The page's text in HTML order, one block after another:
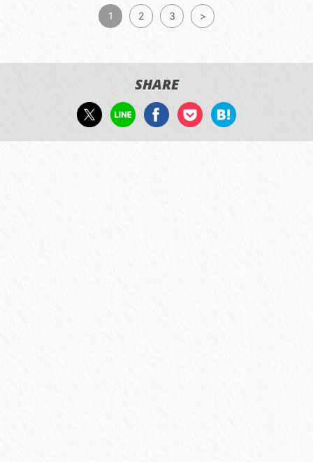
1 2 3 >
SHARE